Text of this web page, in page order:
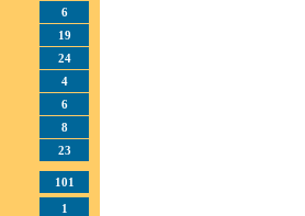
6
19
24
4
6
8
23
101
1